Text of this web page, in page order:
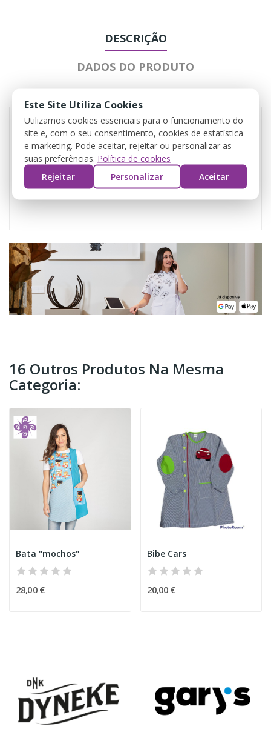
DESCRIÇÃO
DADOS DO PRODUTO
16 Outros Produtos Na Mesma
Categoria:
Bata "mochos"
28,00 €
Bibe Cars
20,00 €
Este Site Utiliza Cookies
Utilizamos cookies essenciais para o funcionamento do
site e, com o seu consentimento, cookies de estatística
e marketing. Pode aceitar, rejeitar ou personalizar as
suas preferências. Política de cookies
Rejeitar
Personalizar Aceitar